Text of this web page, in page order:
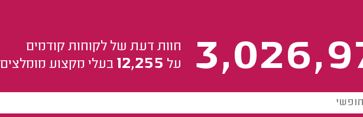
חוות דעת של לקוחות קודמים
על 12,255 בעלי מקצוע מומלצים